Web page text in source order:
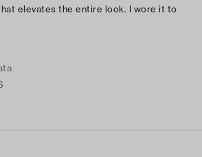
elevates the entire look. I wore it to
with beige pants, and it was the